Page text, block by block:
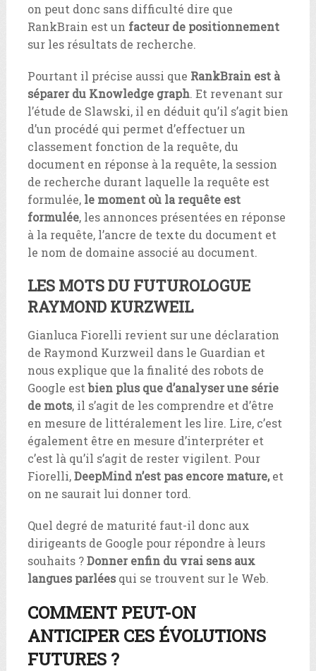
on peut donc sans difficulté dire que
RankBrain est un facteur de positionnement
sur les résultats de recherche.
Pourtant il précise aussi que RankBrain est à
séparer du Knowledge graph. Et revenant sur
l’étude de Slawski, il en déduit qu’il s’agit bien
d’un procédé qui permet d’effectuer un
classement fonction de la requête, du
document en réponse à la requête, la session
de recherche durant laquelle la requête est
formulée,le moment où la requête est
formulée, les annonces présentées en réponse
à la requête, l’ancre de texte du document et
le nom de domaine associé au document.
LES MOTS DU FUTUROLOGUE
RAYMOND KURZWEIL
Gianluca Fiorelli revient sur une déclaration
de Raymond Kurzweil dans le Guardian et
nous explique que la finalité des robots de
Google estbien plus que d’analyser une série
de mots, il s’agit de les comprendre et d’être
en mesure de littéralement les lire. Lire, c’est
également être en mesure d’interpréter et
c’est là qu’il s’agit de rester vigilent. Pour
Fiorelli,DeepMind n’est pas encore mature,et
on ne saurait lui donner tord.
Quel degré de maturité faut-il donc aux
dirigeants de Google pour répondre à leurs
souhaits ?Donner enfin du vrai sens aux
langues parléesqui se trouvent sur le Web.
COMMENT PEUT-ON
ANTICIPER CES ÉVOLUTIONS
FUTURES ?